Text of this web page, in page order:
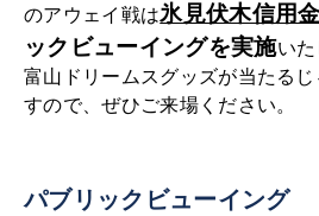
のアウェイ戦は氷見伏木信用
ックビューイングを実施いた
富山ドリームスグッズが当たる
すので、ぜひご来場ください。
パブリックビューイング